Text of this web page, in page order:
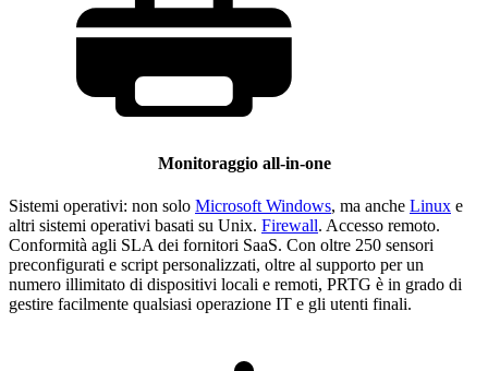
Monitoraggio all-in-one
Sistemi operativi: non solo Microsoft Windows, ma anche Linux e
altri sistemi operativi basati su Unix. Firewall. Accesso remoto.
Conformità agli SLA dei fornitori SaaS. Con oltre 250 sensori
preconfigurati e script personalizzati, oltre al supporto per un
numero illimitato di dispositivi locali e remoti, PRTG è in grado di
gestire facilmente qualsiasi operazione IT e gli utenti finali.